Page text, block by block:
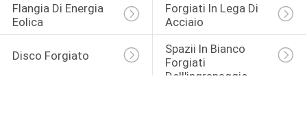
Flangia Di Energia
Eolica
Forgiati In Lega Di
Acciaio
Disco Forgiato
Spazii In Bianco
Forgiati
Dell'ingranaggio